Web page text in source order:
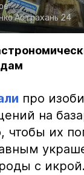
Астрахань 24
про
на
чтобы их
с